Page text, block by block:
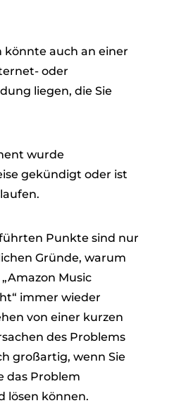
könnte auch an einer
oder
liegen, die Sie
wurde
gekündigt oder ist
Punkte sind nur
Gründe, warum
Music
immer wieder
von einer kurzen
des Problems
großartig, wenn Sie
das Problem
lösen können.